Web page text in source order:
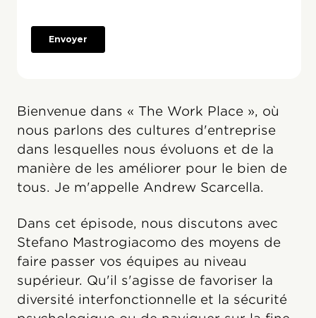
Bienvenue dans « The Work Place », où
nous parlons des cultures d'entreprise
dans lesquelles nous évoluons et de la
manière de les améliorer pour le bien de
tous. Je m'appelle Andrew Scarcella.
Dans cet épisode, nous discutons avec
Stefano Mastrogiacomo des moyens de
faire passer vos équipes au niveau
supérieur. Qu'il s'agisse de favoriser la
diversité interfonctionnelle et la sécurité